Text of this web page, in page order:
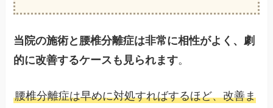
当院の施術と腰椎分離症は非常に相性がよく、劇
的に改善するケースも見られます。
腰椎分離症は早めに対処すればするほど、改善ま